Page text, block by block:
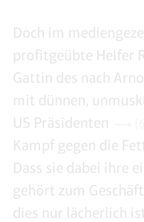
Doch im
profitgeübte Helfer
Gattin des nach
mit dünnen,
US Präsidenten
Kampf gegen die
Dass sie dabei ihre
gehört zum
dies nur lächerlich